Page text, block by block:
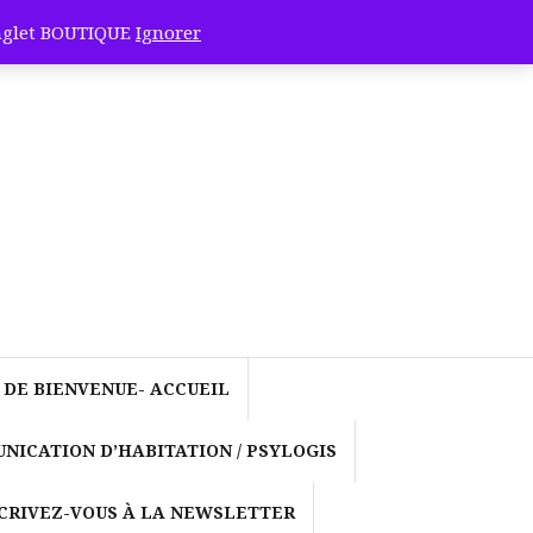
BIENVENUE- ACCUEIL
D’HABITATION / PSYLOGIS
VOUS À LA NEWSLETTER
BOUTIQUE Ignorer
de
»
la